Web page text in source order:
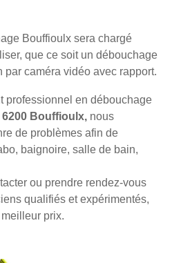
Bouffioulx sera chargé
que ce soit un débouchage
caméra vidéo avec rapport.
professionnel en débouchage
6200 Bouffioulx, nous
de problèmes afin de
baignoire, salle de bain,
ou prendre rendez-vous
qualifiés et expérimentés,
prix.